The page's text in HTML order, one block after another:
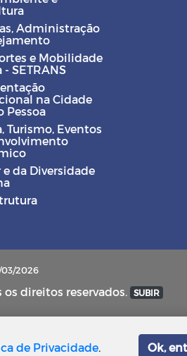
Administração
e Mobilidade
- SETRANS
na Cidade
Pessoa
Turismo, Eventos
da Diversidade
03/2026
os direitos reservados. SUBIR
de Privacidade. Ok,